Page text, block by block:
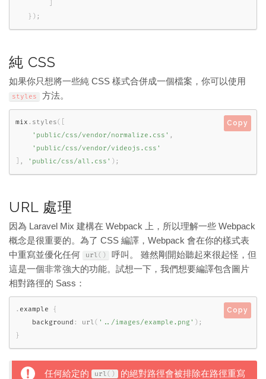
} ) ;
純 CSS
如果你只想將一些純 CSS 樣式合併成一個檔案，你可以使用
styles 方法。
mix . styles(
'public/css/vendor/normalize.css' ,
'public/css/vendor/videojs.css'
, 'public/css/all.css' ) ;
Copy
URL 處理
因為 Laravel Mix 建構在 Webpack 上，所以理解一些 Webpack
概念是很重要的。為了 CSS 編譯，Webpack 會在你的樣式表
中重寫並優化任何
url( )
呼叫。 雖然剛開始聽起來很起怪，但
這是一個非常強大的功能。試想一下，我們想要編譯包含圖片
相對路徑的 Sass：
. example {
    background
: url( '../images/example.png' ) ;
}
Copy
任何給定的 url( )
的絕對路徑會被排除在路徑重寫